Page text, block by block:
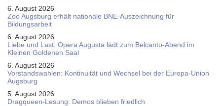
6. August 2026
Zoo Augsburg erhält nationale BNE-Auszeichnung für
Bildungsarbeit
6. August 2026
Liebe und Last: Opera Augusta lädt zum Belcanto-Abend im
Kleinen Goldenen Saal
6. August 2026
Vorstandswahlen: Kontinuität und Wechsel bei der Europa-Union
Augsburg
5. August 2026
Dragqueen-Lesung: Demos blieben friedlich